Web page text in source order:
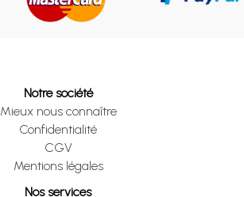
Notre société
Mieux nous connaître
Confidentialité
CGV
Mentions légales
Nos services